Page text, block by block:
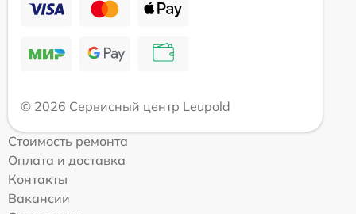
© 2026 Сервисный центр Leupold
Стоимость ремонта
Оплата и доставка
Контакты
Вакансии